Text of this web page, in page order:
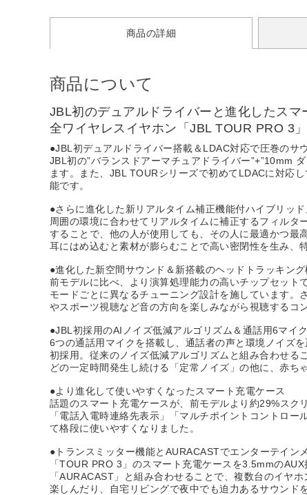
商品の詳細
商品について
JBL初のデュアルドライバーと進化したス
全ワイヤレスイヤホン「JBL TOUR PRO 3」
●JBL初デュアルドライバー搭載＆LDAC対応で圧巻のサ
JBL初の”バランスドアーマチュアドライバー”+”10mm
ます。また、JBL TOURシリーズで初めてLDACに対応
能です。
●さらに進化した新リアルタイム補正機能付ハイブリッ
周囲の環境に合わせてリアルタイムに補正するフィル
することで、他の人が使用しても、その人に最適かつ最
耳にはめ込むと素材が膨らむことで高い密閉性を生み、
●進化した新空間サウンド＆新搭載のヘッドトラッキン
前モデルに比べ、より演算処理能力の高いチップセッ
モードごとに異なるチューニング設計を施しています
やスポーツ視聴など音の方向を楽しみながら視聴するコ
●JBL初採用のAIノイズ低減アルゴリズム＆通話用6マイ
6つの通話用マイクを搭載し、通話者の声と環境ノイズ
初採用。従来のノイズ低減アルゴリズムと組み合わせ
どの一定時間発生し続ける「定常ノイズ」の他に、赤ち
●より進化して使いやすくなったスマート充電ケース
話題のスマート充電ケースが、前モデルより約29%スク
「電話入電時連絡先表示」「マルチポイントコントロ
て格段に使いやすくなりました。
●トランスミッター機能とAURACASTでエンターテイン
「TOUR PRO 3」のスマート充電ケースを3.5mmの
「AURACAST」と組み合わせることで、複数台のイヤ
楽しんだり、自宅リビングで夜中でも迫力あるサウンド